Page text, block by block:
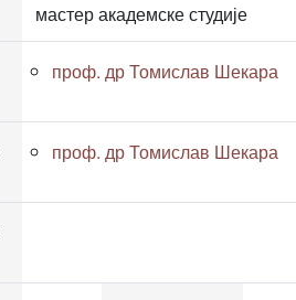
мастер академске студије
проф. др Томислав Шекара
проф. др Томислав Шекара